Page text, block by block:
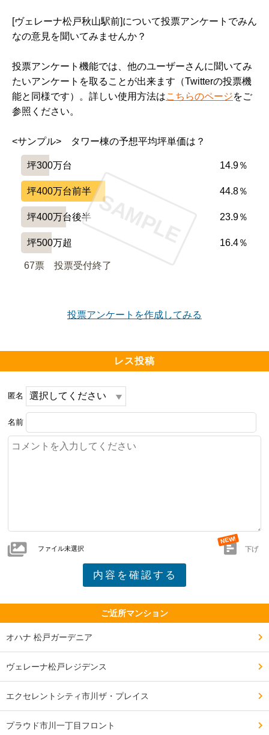
[ヴェレーナ松戸秋山駅前]について投票アンケートでみん
なの意見を聞いてみませんか？
投票アンケート機能では、他のユーザーさんに聞いてみ
たいアンケートを取ることが出来ます（Twitterの投票機
能と同様です）。詳しい使用方法はこちらのページをご
参照ください。
<サンプル>　タワー棟の予想平均坪単価は？
坪300万台 14.9％
坪400万台前半 44.8％
坪400万台後半 23.9％
坪500万超 16.4％
67票 投票受付終了
SAMPLE
投票アンケートを作成してみる
レス投稿
匿名
名前
ファイル未選択 下げ
ご近所マンション
オハナ 松戸ガーデニア
ヴェレーナ松戸レジデンス
エクセレントシティ市川ザ・プレイス
プラウド市川一丁目フロント